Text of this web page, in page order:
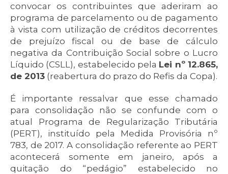
convocar os contribuintes que aderiram ao
programa de parcelamento ou de pagamento
à vista com utilização de créditos decorrentes
de prejuízo fiscal ou de base de cálculo
negativa da Contribuição Social sobre o Lucro
Líquido (CSLL), estabelecido pela Lei nº 12.865,
de 2013 (reabertura do prazo do Refis da Copa).
É importante ressalvar que esse chamado
para consolidação não se confunde com o
atual Programa de Regularização Tributária
(PERT), instituído pela Medida Provisória nº
783, de 2017. A consolidação referente ao PERT
acontecerá somente em janeiro, após a
quitação do “pedágio” estabelecido no